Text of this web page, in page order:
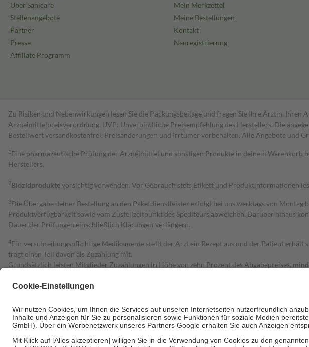
Über Sanicare
Stellenangebote
Partner
Presse
Affiliate Programm
Mein Merkzettel
Meine Bestellungen
Kontakt
Neuregistrierung
Zu Risiken und Nebenwirkungen lesen Sie die Packungsbeilage und fragen Sie Ihre Ärztin,
Arzneimittelpreisverordnung. UVP: Unverbindliche Preisempfehlung des Herstellers. Die
Bestell­wert versand­kosten­frei. Preisänderungen und Irrtümer vorbehalten. Alle Angebote und
1 Eine pharmazeutische Prüfung der Arzneimittel und sonstigen Produkte in deinem
Herstellers.
2Biozidproduktevorsichtig verwenden. Vor Gebrauch stets Etikett und Produktinformationen
3Die Übergabe deiner Bestellung an den Paketdienstleister erfolgt bei uns werktags von
Produktverfügbarkeit sowie vom Zustellzeitpunkt des Spediteurs abweichen. Darüber hinaus
Dauer der Prüfungen einschließlich Klärungen verlängern.
4Für verschreibungspflichtige Medikamente stellt der Arzt ein Rezept aus und der Patient
trägt einen Teil davon als Zuzahlung mit.
Grundsätzlich leisten Mitglieder Zuzahlungen in Höhe von zehn Prozent des Abgabepreises,
Diese Regeln gelten grundsätzlich auch für Online-Apotheken.
Um das Engagement der Versicherten für ihre eigene Gesundheit zu stärken und die besondere
• Kindern und Jugendlichen bis zum vollendeten 18. Lebensjahr mit Ausnahme der Fahrkosten
• Untersuchungen zur Vorsorge und Früherkennung, die von der GKV getragen werden
• empfohlenen Schutzimpfungen